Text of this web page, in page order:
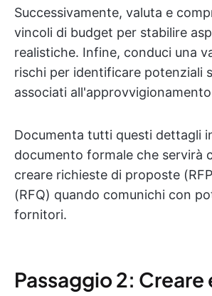
Successivamente, valuta e
vincoli di budget per stabilire
realistiche. Infine, conduci una
rischi per identificare potenziali
associati
Documenta tutti questi dettagli
documento formale che servirà
creare richieste di proposte
(RFQ) quando comunichi con
fornitori.
Passaggio 2: Creare